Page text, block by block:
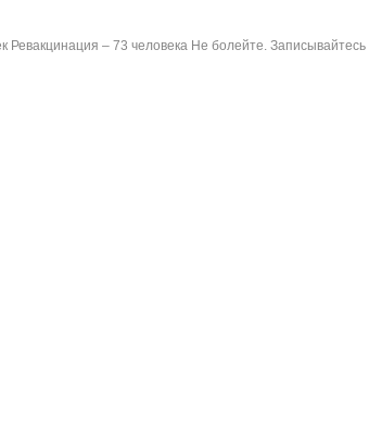
– 73 человека Не болейте. Записывайтесь